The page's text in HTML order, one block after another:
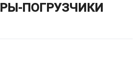
ПОГРУЗЧИКИ